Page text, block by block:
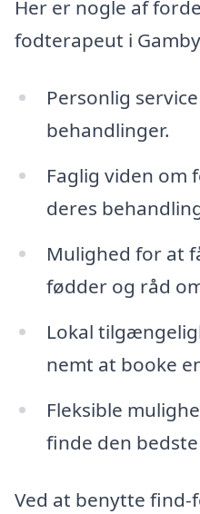
Her er nogle af
fodterapeut i
Personlig
behandlinger.
Faglig viden om
deres
Mulighed for at
fødder og råd
Lokal
nemt at booke
Fleksible
finde den
Ved at benytte